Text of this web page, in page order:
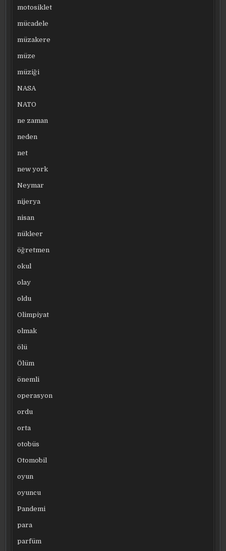
motosiklet
mücadele
müzakere
müze
müziği
NASA
NATO
ne zaman
neden
net
new york
Neymar
nijerya
nisan
nükleer
öğretmen
okul
olay
oldu
Olimpiyat
olmak
ölü
Ölüm
önemli
operasyon
ordu
orta
otobüs
Otomobil
oyun
oyuncu
Pandemi
para
parfüm